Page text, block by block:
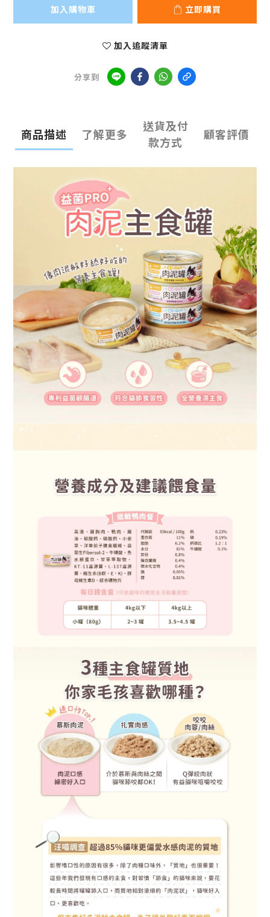
加入購物車 立即購買
加入追蹤清單
分享到
商品描述 了解更多
送貨及付
款方式
顧客評價